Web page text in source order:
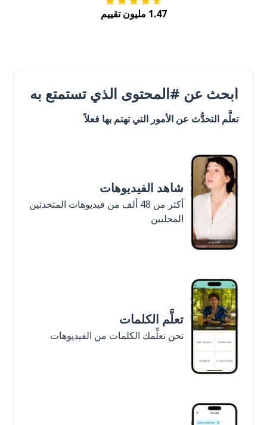
1.47 مليون تقييم
ابحث عن #المحتوى الذي تستمتع به
تعلَّم التحدُّث عن الأمور التي تهتم بها فعلاً
شاهد الفيديوهات
أكثر من 48 ألف من فيديوهات المتحدثين
المحليين
تعلَّم الكلمات
نحن نعلِّمك الكلمات من الفيديوهات